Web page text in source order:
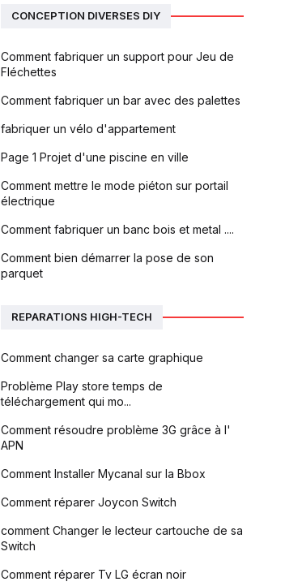
CONCEPTION DIVERSES DIY
Comment fabriquer un support pour Jeu de
Fléchettes
Comment fabriquer un bar avec des palettes
fabriquer un vélo d'appartement
Page 1 Projet d'une piscine en ville
Comment mettre le mode piéton sur portail
électrique
Comment fabriquer un banc bois et metal ....
Comment bien démarrer la pose de son
parquet
REPARATIONS HIGH-TECH
Comment changer sa carte graphique
Problème Play store temps de
téléchargement qui mo...
Comment résoudre problème 3G grâce à l'
APN
Comment Installer Mycanal sur la Bbox
Comment réparer Joycon Switch
comment Changer le lecteur cartouche de sa
Switch
Comment réparer Tv LG écran noir